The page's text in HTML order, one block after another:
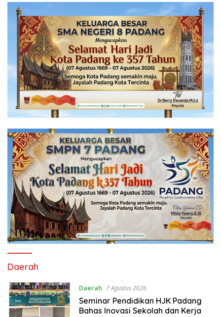
Daerah
Daerah 7 Agustus 2026
Seminar Pendidikan HJK Padang
Bahas Inovasi Sekolah dan Kerja